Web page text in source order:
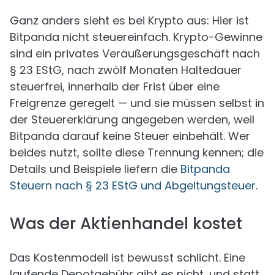
Ganz anders sieht es bei Krypto aus: Hier ist
Bitpanda nicht steuereinfach. Krypto-Gewinne
sind ein privates Veräußerungsgeschäft nach
§ 23 EStG, nach zwölf Monaten Haltedauer
steuerfrei, innerhalb der Frist über eine
Freigrenze geregelt — und sie müssen selbst in
der Steuererklärung angegeben werden, weil
Bitpanda darauf keine Steuer einbehält. Wer
beides nutzt, sollte diese Trennung kennen; die
Details und Beispiele liefern die Bitpanda
Steuern nach § 23 EStG und Abgeltungsteuer.
Was der Aktienhandel kostet
Das Kostenmodell ist bewusst schlicht. Eine